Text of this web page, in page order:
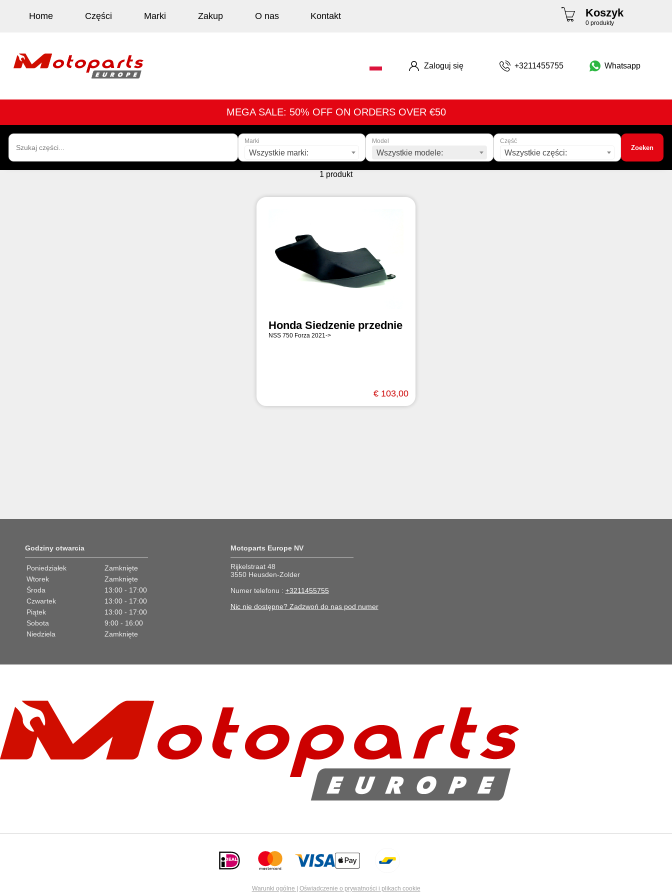
Koszyk
0 produkty
Home Części Marki Zakup O nas Kontakt
Whatsapp
+3211455755
Zaloguj się
MEGA SALE: 50% OFF ON ORDERS OVER €50
Marki
Wszystkie marki:
Model
Wszystkie modele:
Część
Wszystkie części:
Zoeken
1 produkt
Honda Siedzenie przednie
NSS 750 Forza 2021->
€ 103,00
Godziny otwarcia
Poniedziałek
Zamknięte
Wtorek
Zamknięte
Środa
13:00 - 17:00
Czwartek
13:00 - 17:00
Piątek
13:00 - 17:00
Sobota
9:00 - 16:00
Niedziela
Zamknięte
Motoparts Europe NV
Rijkelstraat 48
3550 Heusden-Zolder
Numer telefonu : +3211455755
Nic nie dostępne? Zadzwoń do nas pod numer
Warunki ogólne Oświadczenie o prywatności i plikach cookie